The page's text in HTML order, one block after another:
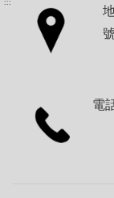
:::
號
電